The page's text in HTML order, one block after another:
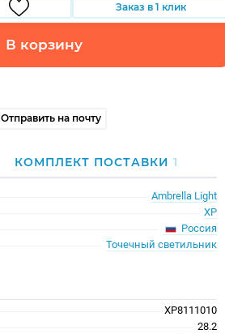
Заказ в 1 клик
В корзину
Отправить на почту
КОМПЛЕКТ ПОСТАВКИ 1
Ambrella Light
XP
Россия
Точечный светильник
XP8111010
28.2